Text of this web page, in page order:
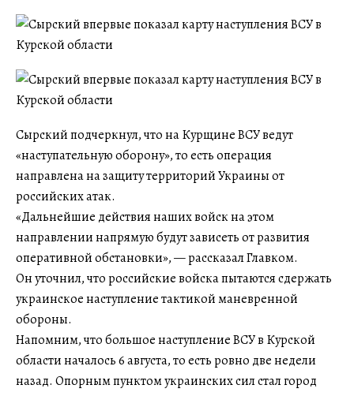
Сырский подчеркнул, что на Курщине ВСУ ведут
«наступательную оборону», то есть операция
направлена на защиту территорий Украины от
российских атак.
«Дальнейшие действия наших войск на этом
направлении напрямую будут зависеть от развития
оперативной обстановки», — рассказал Главком.
Он уточнил, что российские войска пытаются сдержать
украинское наступление тактикой маневренной
обороны.
Напомним, что большое наступление ВСУ в Курской
области началось 6 августа, то есть ровно две недели
назад. Опорным пунктом украинских сил стал город